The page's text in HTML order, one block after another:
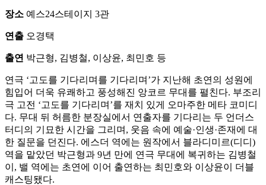
장소 예스24스테이지 3관
연출 오경택
출연 박근형, 김병철, 이상윤, 최민호 등
연극 ‘고도를 기다리며를 기다리며’가 지난해 초연의 성원에
힘입어 더욱 유쾌하고 풍성해진 앙코르 무대를 펼친다. 부조리
극 고전 ‘고도를 기다리며’를 재치 있게 오마주한 메타 코미디
다. 무대 뒤 허름한 분장실에서 연출자를 기다리는 두 언더스
터디의 기묘한 시간을 그리며, 웃음 속에 예술·인생·존재에 대
한 질문을 던진다. 에스더 역에는 원작에서 블라디미르(디디)
역을 맡았던 박근형과 9년 만에 연극 무대에 복귀하는 김병철
이, 밸 역에는 초연에 이어 출연하는 최민호와 이상윤이 더블
캐스팅됐다.